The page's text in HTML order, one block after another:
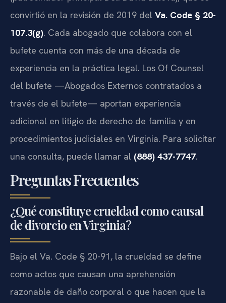
convirtió en la revisión de 2019 del Va. Code § 20-
107.3(g). Cada abogado que colabora con el
bufete cuenta con más de una década de
experiencia en la práctica legal. Los Of Counsel
del bufete —Abogados Externos contratados a
través de el bufete— aportan experiencia
adicional en litigio de derecho de familia y en
procedimientos judiciales en Virginia. Para solicitar
una consulta, puede llamar al (888) 437-7747.
Preguntas Frecuentes
¿Qué constituye crueldad como causal
de divorcio en Virginia?
Bajo el Va. Code § 20-91, la crueldad se define
como actos que causan una aprehensión
razonable de daño corporal o que hacen que la